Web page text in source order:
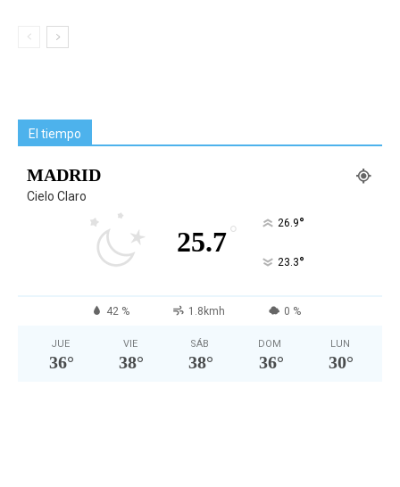
El tiempo
MADRID
Cielo Claro
25.7° 26.9°
23.3°
42 % 1.8kmh 0 %
JUE
36°
VIE
38°
SÁB
38°
DOM
36°
LUN
30°